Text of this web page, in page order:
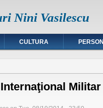
Nini Vasilescu
CULTURA